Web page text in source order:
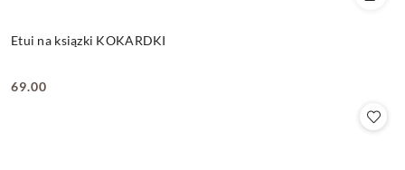
Etui na ksiązki KOKARDKI
Cena:
69.00